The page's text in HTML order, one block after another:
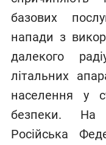
базових
напади з
далекого
літальних
населення у
безпеки. На
Російська